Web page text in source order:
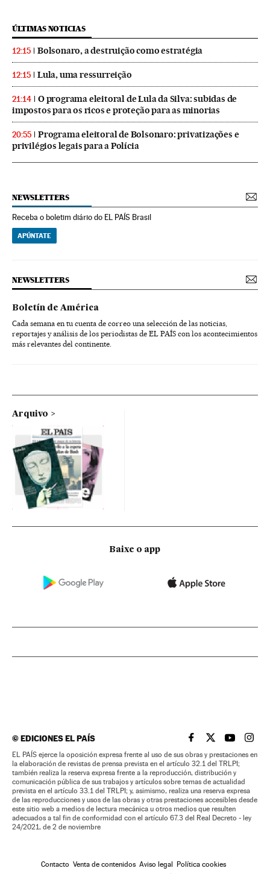
ÚLTIMAS NOTICIAS
12:15 Bolsonaro, a destruição como estratégia
12:15 Lula, uma ressurreição
21:14
O programa eleitoral de Lula da Silva: subidas de
impostos para os ricos e proteção para as minorias
20:55
Programa eleitoral de Bolsonaro: privatizações e
privilégios legais para a Polícia
NEWSLETTERS
Receba o boletim diário do EL PAÍS Brasil
APÚNTATE
NEWSLETTERS
Boletín de América
Cada semana en tu cuenta de correo una selección de las noticias,
reportajes y análisis de los periodistas de EL PAÍS con los acontecimientos
más relevantes del continente.
Arquivo
Baixe o app
©EDICIONES EL PAÍS EL PAÍS BRASIL EN
EL PAÍSEL PAÍS
EL
EL PAÍS ejerce la oposición expresa frente al uso de sus obras y prestaciones en
la elaboración de revistas de prensa prevista en el artículo 32.1 del TRLPI;
también realiza la reserva expresa frente a la reproducción, distribución y
comunicación pública de sus trabajos y artículos sobre temas de actualidad
prevista en el artículo 33.1 del TRLPI; y, asimismo, realiza una reserva expresa
de las reproducciones y usos de las obras y otras prestaciones accesibles desde
este sitio web a medios de lectura mecánica u otros medios que resulten
adecuados a tal fin de conformidad con el artículo 67.3 del Real Decreto - ley
24/2021, de 2 de noviembre
Contacto Venta de contenidos Aviso legal Política cookies